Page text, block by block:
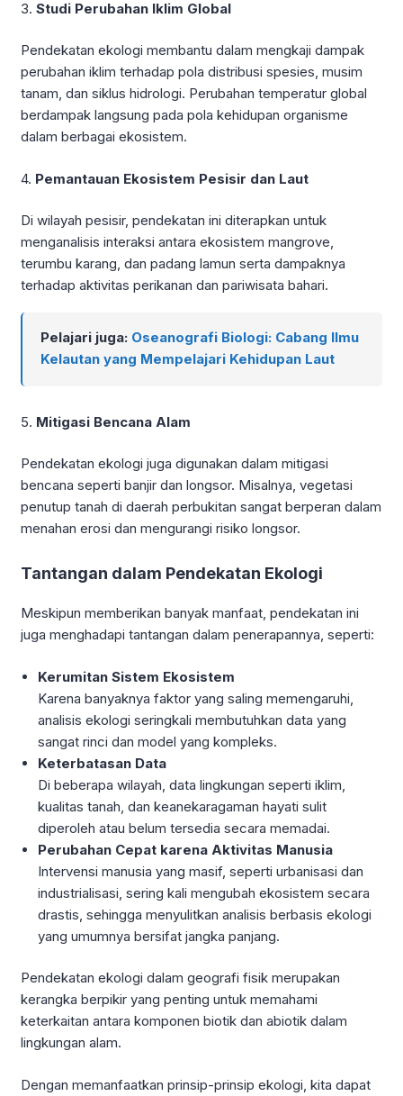
3. Studi Perubahan Iklim Global
Pendekatan ekologi membantu dalam mengkaji dampak
perubahan iklim terhadap pola distribusi spesies, musim
tanam, dan siklus hidrologi. Perubahan temperatur global
berdampak langsung pada pola kehidupan organisme
dalam berbagai ekosistem.
4. Pemantauan Ekosistem Pesisir dan Laut
Di wilayah pesisir, pendekatan ini diterapkan untuk
menganalisis interaksi antara ekosistem mangrove,
terumbu karang, dan padang lamun serta dampaknya
terhadap aktivitas perikanan dan pariwisata bahari.
Pelajari juga: Oseanografi Biologi: Cabang Ilmu
Kelautan yang Mempelajari Kehidupan Laut
5. Mitigasi Bencana Alam
Pendekatan ekologi juga digunakan dalam mitigasi
bencana seperti banjir dan longsor. Misalnya, vegetasi
penutup tanah di daerah perbukitan sangat berperan dalam
menahan erosi dan mengurangi risiko longsor.
Tantangan dalam Pendekatan Ekologi
Meskipun memberikan banyak manfaat, pendekatan ini
juga menghadapi tantangan dalam penerapannya, seperti:
Kerumitan Sistem Ekosistem
Karena banyaknya faktor yang saling memengaruhi,
analisis ekologi seringkali membutuhkan data yang
sangat rinci dan model yang kompleks.
Keterbatasan Data
Di beberapa wilayah, data lingkungan seperti iklim,
kualitas tanah, dan keanekaragaman hayati sulit
diperoleh atau belum tersedia secara memadai.
Perubahan Cepat karena Aktivitas Manusia
Intervensi manusia yang masif, seperti urbanisasi dan
industrialisasi, sering kali mengubah ekosistem secara
drastis, sehingga menyulitkan analisis berbasis ekologi
yang umumnya bersifat jangka panjang.
Pendekatan ekologi dalam geografi fisik merupakan
kerangka berpikir yang penting untuk memahami
keterkaitan antara komponen biotik dan abiotik dalam
lingkungan alam.
Dengan memanfaatkan prinsip-prinsip ekologi, kita dapat